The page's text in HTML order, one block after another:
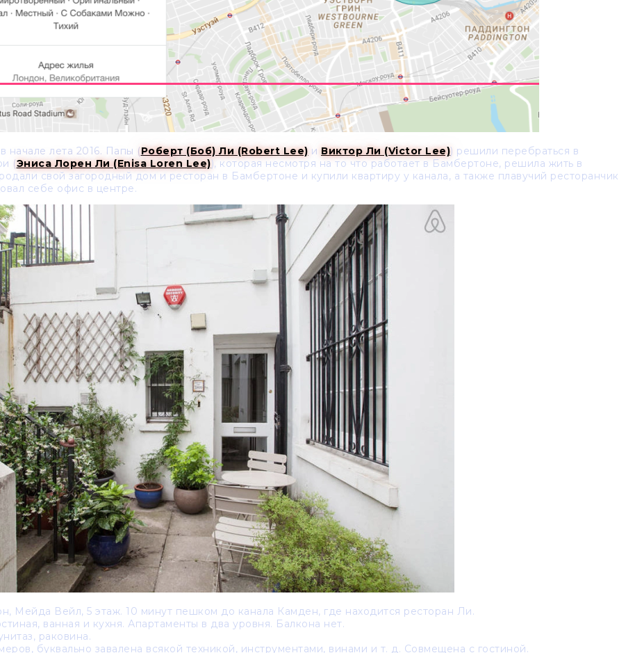
начале лета 2016. Папы (Роберт (Боб) Ли (Robert Lee) и Виктор Ли (Victor Lee)) решили перебраться в
(Эниса Лорен Ли (Enisa Loren Lee)), которая несмотря на то что работает в Бамбертоне, решила жить в
свой загородный дом и ресторан в Бамбертоне и купили квартиру у канала, а также плавучий ресторанчик
себе офис в центре.
Мейда Вейл, 5 этаж. 10 минут пешком до канала Камден, где находится ресторан Ли.
ванная и кухня. Апартаменты в два уровня. Балкона нет.
раковина.
буквально завалена всякой техникой, инструментами, винами и т. д. Совмещена с гостиной.